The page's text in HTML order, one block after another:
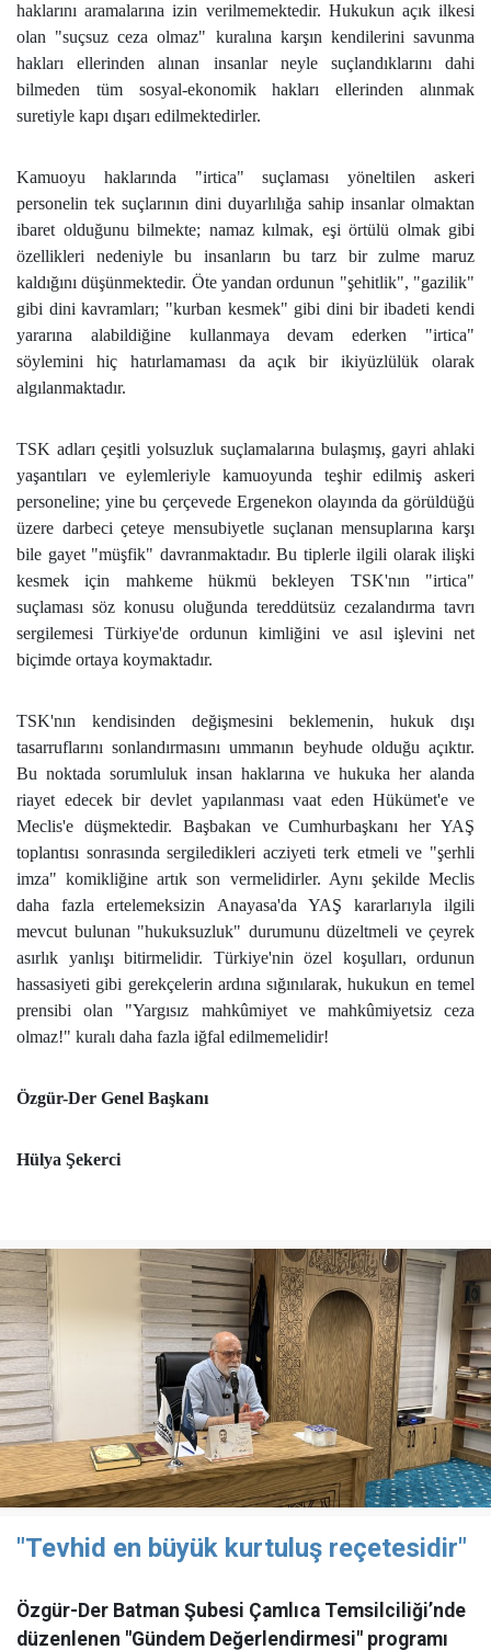
haklarını aramalarına izin verilmemektedir. Hukukun açık ilkesi
olan "suçsuz ceza olmaz" kuralına karşın kendilerini savunma
hakları ellerinden alınan insanlar neyle suçlandıklarını dahi
bilmeden tüm sosyal-ekonomik hakları ellerinden alınmak
suretiyle kapı dışarı edilmektedirler.
Kamuoyu haklarında "irtica" suçlaması yöneltilen askeri
personelin tek suçlarının dini duyarlılığa sahip insanlar olmaktan
ibaret olduğunu bilmekte; namaz kılmak, eşi örtülü olmak gibi
özellikleri nedeniyle bu insanların bu tarz bir zulme maruz
kaldığını düşünmektedir. Öte yandan ordunun "şehitlik", "gazilik"
gibi dini kavramları; "kurban kesmek" gibi dini bir ibadeti kendi
yararına alabildiğine kullanmaya devam ederken "irtica"
söylemini hiç hatırlamaması da açık bir ikiyüzlülük olarak
algılanmaktadır.
TSK adları çeşitli yolsuzluk suçlamalarına bulaşmış, gayri ahlaki
yaşantıları ve eylemleriyle kamuoyunda teşhir edilmiş askeri
personeline; yine bu çerçevede Ergenekon olayında da görüldüğü
üzere darbeci çeteye mensubiyetle suçlanan mensuplarına karşı
bile gayet "müşfik" davranmaktadır. Bu tiplerle ilgili olarak ilişki
kesmek için mahkeme hükmü bekleyen TSK'nın "irtica"
suçlaması söz konusu oluğunda tereddütsüz cezalandırma tavrı
sergilemesi Türkiye'de ordunun kimliğini ve asıl işlevini net
biçimde ortaya koymaktadır.
TSK'nın kendisinden değişmesini beklemenin, hukuk dışı
tasarruflarını sonlandırmasını ummanın beyhude olduğu açıktır.
Bu noktada sorumluluk insan haklarına ve hukuka her alanda
riayet edecek bir devlet yapılanması vaat eden Hükümet'e ve
Meclis'e düşmektedir. Başbakan ve Cumhurbaşkanı her YAŞ
toplantısı sonrasında sergiledikleri acziyeti terk etmeli ve "şerhli
imza" komikliğine artık son vermelidirler. Aynı şekilde Meclis
daha fazla ertelemeksizin Anayasa'da YAŞ kararlarıyla ilgili
mevcut bulunan "hukuksuzluk" durumunu düzeltmeli ve çeyrek
asırlık yanlışı bitirmelidir. Türkiye'nin özel koşulları, ordunun
hassasiyeti gibi gerekçelerin ardına sığınılarak, hukukun en temel
prensibi olan "Yargısız mahkûmiyet ve mahkûmiyetsiz ceza
olmaz!" kuralı daha fazla iğfal edilmemelidir!
Özgür-Der Genel Başkanı
Hülya Şekerci
"Tevhid en büyük kurtuluş reçetesidir"
Özgür-Der Batman Şubesi Çamlıca Temsilciliği’nde
düzenlenen "Gündem Değerlendirmesi" programı